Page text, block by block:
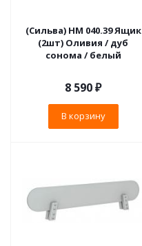
(Сильва) НМ 040.39 Ящик
(2шт) Оливия / дуб
сонома / белый
8 590₽
В корзину